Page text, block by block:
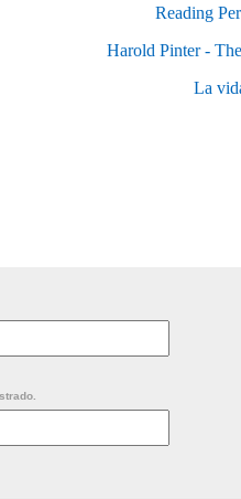
Reading
Harold Pinter -
La